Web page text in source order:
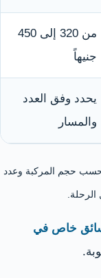
من 320 إلى 450
جنيهاً
يحدد وفق العدد
والمسار
حجم المركبة وعدد
سائق خاص في